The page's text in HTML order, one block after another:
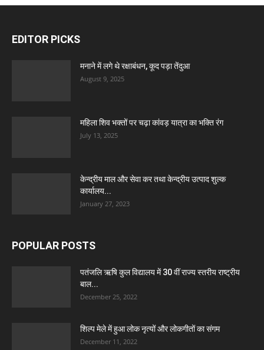
EDITOR PICKS
मनाने में लगे थे रक्षाबंधन, कूद पड़ा तेंदुआ
August 9, 2025
महिला शिव भक्तों पर चढ़ा कांवड़ यात्रा का भक्ति रंग
July 13, 2025
केन्द्रीय माल और सेवा कर तथा केन्द्रीय उत्पाद शुल्क
कार्यालय...
January 27, 2023
POPULAR POSTS
पतंजलि ऋषि कुल विद्यालय में 30 वीं राज्य स्तरीय राष्ट्रीय
बाल...
December 25, 2022
शिल्प मेले में हुआ लोक नृत्यों और लोकगीतों का संगम
December 11, 2022